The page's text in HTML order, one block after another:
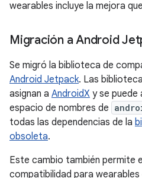
wearables incluye la mejora
Migración a Android
Se migró la biblioteca de
Android Jetpack. Las
asignan a AndroidX y se puede
espacio de nombres de
todas las dependencias de la
obsoleta.
Este cambio también permite
compatibilidad para